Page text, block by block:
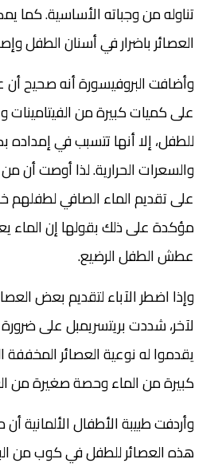
تناوله من وجباته الأساسية. كما
العصائر باضرار في أسنان الطفل
وأضافت البروفيسورة أنه صحيح
على كميات كبيرة من الفيتامينات
للطفل، إلا أنها تتسبب في
والسعرات الحرارية. لذا أوصت أن
على تقديم الماء الصافي لطفلهم
مؤكدة على ذلك بقولها إن الماء
عطش الطفل الرضيع.
وإذا اضطر الآباء لتقديم بعض
لآخر، شددت بريتسريمبل على ضرورة
يقدموا له نوعية العصائر
كبيرة من الماء وحصة صغيرة من
وأردفت طبيبة الأطفال الألمانية
هذه العصائر للطفل في كوب من